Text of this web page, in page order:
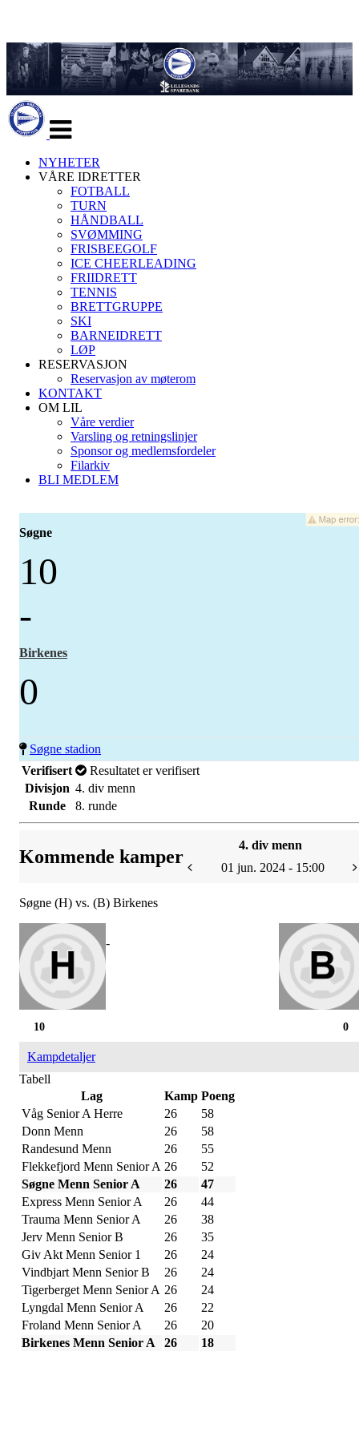
navigasjon
NYHETER
VÅRE IDRETTER
FOTBALL
TURN
HÅNDBALL
SVØMMING
FRISBEEGOLF
ICE CHEERLEADING
FRIIDRETT
TENNIS
BRETTGRUPPE
SKI
BARNEIDRETT
LØP
RESERVASJON
Reservasjon av møterom
KONTAKT
OM LIL
Våre verdier
Varsling og retningslinjer
Sponsor og medlemsfordeler
Filarkiv
BLI MEDLEM
Søgne
10
-
Birkenes
0
Søgne stadion
Verifisert
Resultatet er verifisert
Divisjon 4. div menn
Runde
8. runde
Kommende kamper
4. div menn
01 jun. 2024 - 15:00
Søgne (H) vs. (B) Birkenes
-
0
10
Kampdetaljer
Tabell
Lag
Kamp Poeng
Våg Senior A Herre
26
58
Donn Menn
26
58
Randesund Menn
26
55
Flekkefjord Menn Senior A 26
52
Søgne Menn Senior A
26
47
Express Menn Senior A
26
44
Trauma Menn Senior A
26
38
Jerv Menn Senior B
26
35
Giv Akt Menn Senior 1
26
24
Vindbjart Menn Senior B
26
24
Tigerberget Menn Senior A 26
24
Lyngdal Menn Senior A
26
22
Froland Menn Senior A
26
20
Birkenes Menn Senior A
26 18